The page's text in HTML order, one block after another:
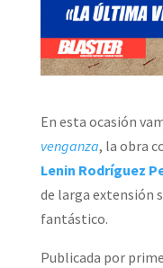
En esta ocasión
venganza, la obra
Lenin Rodríguez
de larga extensión
fantástico.
Publicada por